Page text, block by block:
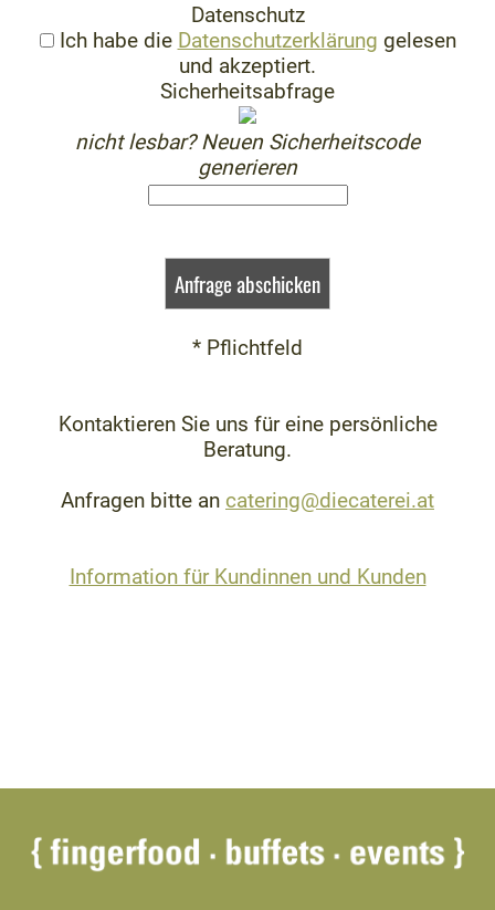
Datenschutz
Ich habe die Datenschutzerklärung gelesen
und akzeptiert.
Sicherheitsabfrage
nicht lesbar? Neuen Sicherheitscode
generieren
* Pflichtfeld
Kontaktieren Sie uns für eine persönliche
Beratung.
Anfragen bitte an catering@diecaterei.at
Information für Kundinnen und Kunden